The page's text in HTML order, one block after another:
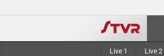
Live 1 Live 2